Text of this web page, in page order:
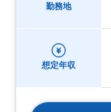
勤務地
想定年収